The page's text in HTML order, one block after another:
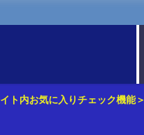
ト内お気に入りチェック機能＞